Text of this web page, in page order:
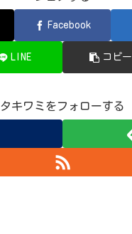
Facebook
LINE コピー
タキワミをフォローする